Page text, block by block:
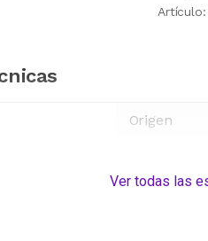
Artículo:
Origen
Ver todas las